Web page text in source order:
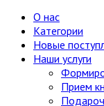
О нас
Категории
Новые
Наши услуги
Прием